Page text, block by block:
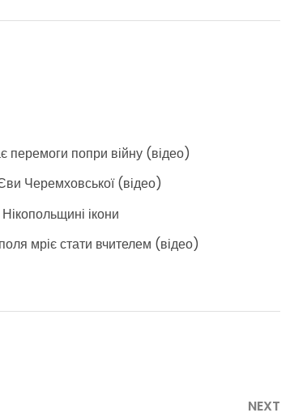
перемоги попри війну (відео)
Черемховської (відео)
ікони
мріє стати вчителем (відео)
NEXT